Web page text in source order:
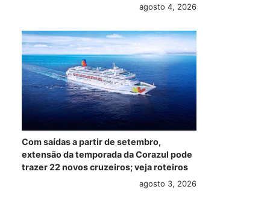
agosto 4, 2026
Com saídas a partir de setembro,
extensão da temporada da Corazul pode
trazer 22 novos cruzeiros; veja roteiros
agosto 3, 2026